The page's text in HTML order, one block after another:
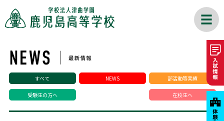
すべて NEWS 部活動等実績
受験生の方へ 在校生へ